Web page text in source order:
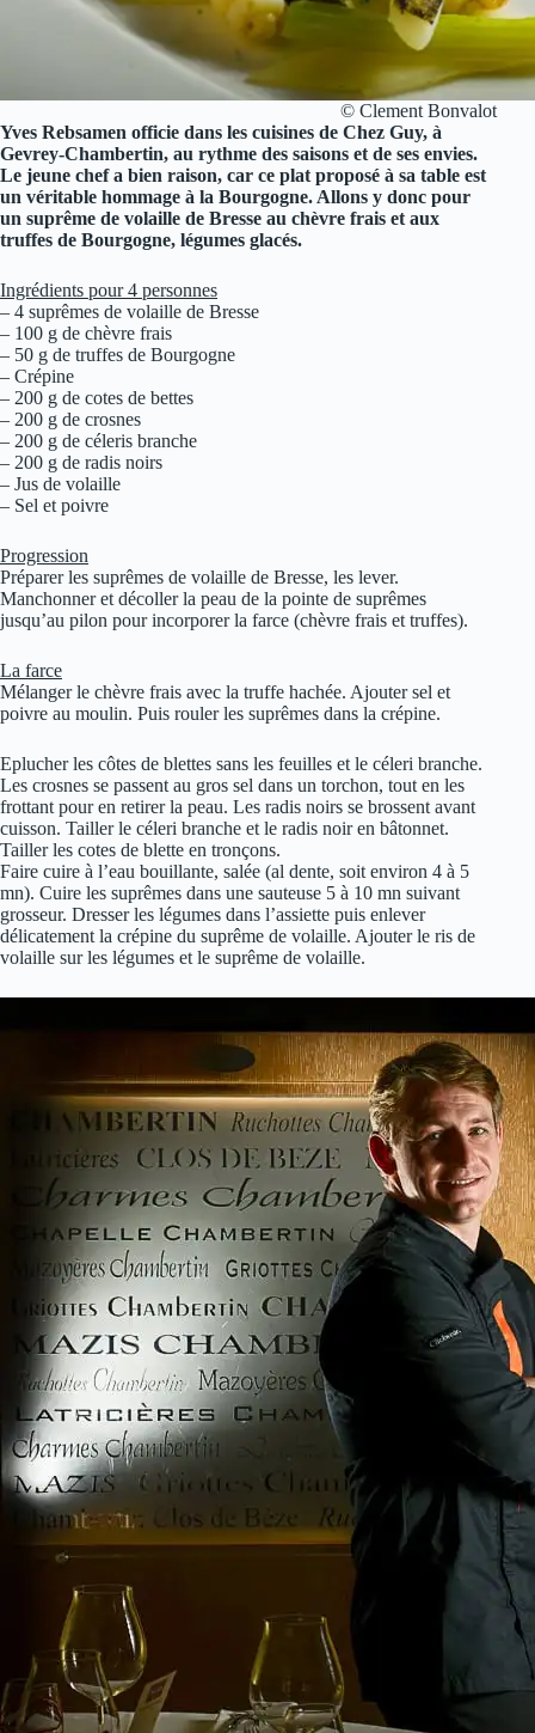
© Clement Bonvalot
Yves Rebsamen officie dans les cuisines de Chez Guy, à
Gevrey-Chambertin, au rythme des saisons et de ses envies.
Le jeune chef a bien raison, car ce plat proposé à sa table est
un véritable hommage à la Bourgogne. Allons y donc pour
un suprême de volaille de Bresse au chèvre frais et aux
truffes de Bourgogne, légumes glacés.
Ingrédients pour 4 personnes
– 4 suprêmes de volaille de Bresse
– 100 g de chèvre frais
– 50 g de truffes de Bourgogne
– Crépine
– 200 g de cotes de bettes
– 200 g de crosnes
– 200 g de céleris branche
– 200 g de radis noirs
– Jus de volaille
– Sel et poivre
Progression
Préparer les suprêmes de volaille de Bresse, les lever.
Manchonner et décoller la peau de la pointe de suprêmes
jusqu’au pilon pour incorporer la farce (chèvre frais et truffes).
La farce
Mélanger le chèvre frais avec la truffe hachée. Ajouter sel et
poivre au moulin. Puis rouler les suprêmes dans la crépine.
Eplucher les côtes de blettes sans les feuilles et le céleri branche.
Les crosnes se passent au gros sel dans un torchon, tout en les
frottant pour en retirer la peau. Les radis noirs se brossent avant
cuisson. Tailler le céleri branche et le radis noir en bâtonnet.
Tailler les cotes de blette en tronçons.
Faire cuire à l’eau bouillante, salée (al dente, soit environ 4 à 5
mn). Cuire les suprêmes dans une sauteuse 5 à 10 mn suivant
grosseur. Dresser les légumes dans l’assiette puis enlever
délicatement la crépine du suprême de volaille. Ajouter le ris de
volaille sur les légumes et le suprême de volaille.